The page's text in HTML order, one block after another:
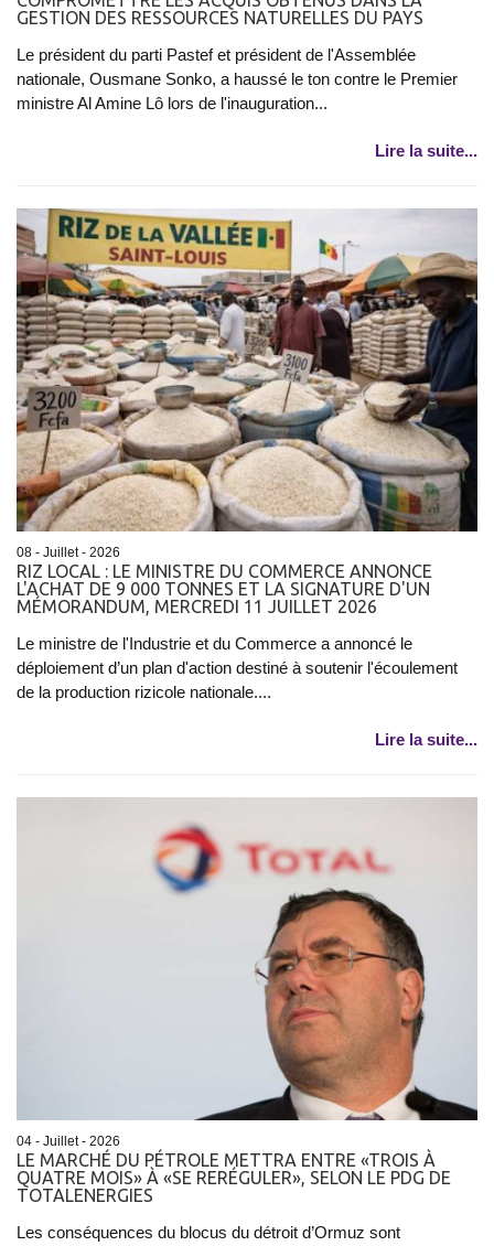
GESTION DES RESSOURCES NATURELLES DU PAYS
Le président du parti Pastef et président de l'Assemblée
nationale, Ousmane Sonko, a haussé le ton contre le Premier
ministre Al Amine Lô lors de l'inauguration...
Lire la suite...
08 - Juillet - 2026
RIZ LOCAL : LE MINISTRE DU COMMERCE ANNONCE
L'ACHAT DE 9 000 TONNES ET LA SIGNATURE D'UN
MÉMORANDUM, MERCREDI 11 JUILLET 2026
Le ministre de l'Industrie et du Commerce a annoncé le
déploiement d’un plan d'action destiné à soutenir l'écoulement
de la production rizicole nationale....
Lire la suite...
04 - Juillet - 2026
LE MARCHÉ DU PÉTROLE METTRA ENTRE «TROIS À
QUATRE MOIS» À «SE RERÉGULER», SELON LE PDG DE
TOTALENERGIES
Les conséquences du blocus du détroit d’Ormuz sont